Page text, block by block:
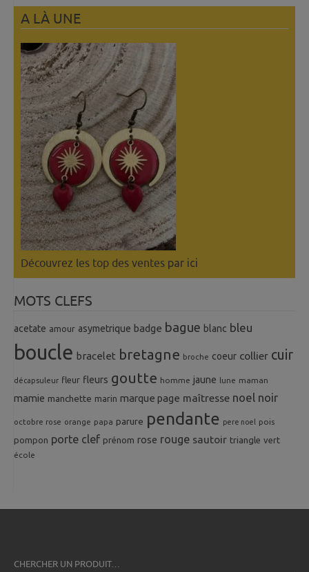
A LÀ UNE
Découvrez les top des ventes par ici
MOTS CLEFS
acetate amour asymetrique badge bague blanc bleu
boucle bracelet bretagne broche coeur collier cuir
décapsuleur fleur fleurs goutte homme jaune lune maman
mamie manchette marin marque page maîtresse noel noir
octobre rose orange papa parure pendante pere noel pois
pompon porte clef prénom rose rouge sautoir triangle vert
école
CHERCHER UN PRODUIT…